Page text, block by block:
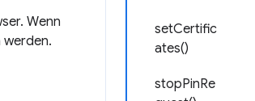
setCertific
ates()
stopPinRe
Wenn